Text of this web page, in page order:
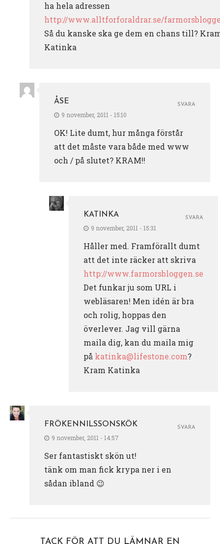
ha hela adressen
http://www.alltforforaldrar.se/
Så du kanske ska ge dem en chans till?
Katinka
ÅSE
9 november, 2011 - 15:10
OK! Lite dumt, hur många förstår
att det måste vara både med www
och / på slutet? KRAM!!
SVARA
KATINKA
9 november, 2011 - 15:31
Håller med. Framförallt dumt
att det inte räcker att skriva
http://www.farmorsbloggen.se
Det funkar ju som URL i
webläsaren! Men idén är bra
och rolig, hoppas den
överlever. Jag vill gärna
maila dig, kan du maila mig
på katinka@lifestone.com?
Kram Katinka
SVARA
FRÖKENNILSSONSKÖK
9 november, 2011 - 14:57
Ser fantastiskt skön ut!
tänk om man fick krypa ner i en
sådan ibland 😉
SVARA
TACK FÖR ATT DU LÄMNAR EN